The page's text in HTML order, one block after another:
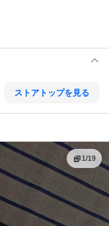
ストアトップを見る
1/19